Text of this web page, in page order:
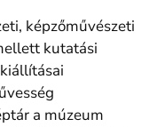
képzőművészeti
kutatási
a múzeum